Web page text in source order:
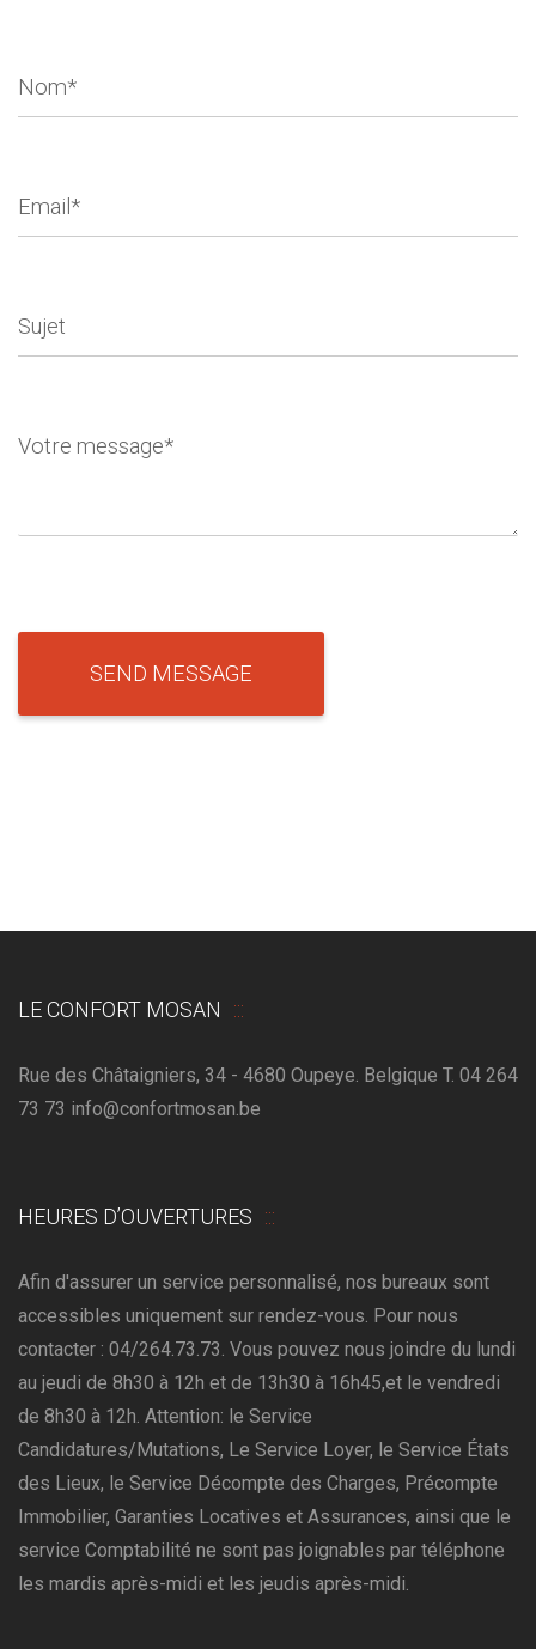
Nom*
Email*
Sujet
Votre message*
LE CONFORT MOSAN
Rue des Châtaigniers, 34 - 4680 Oupeye. Belgique T. 04 264
73 73 info@confortmosan.be
HEURES D’OUVERTURES
Afin d'assurer un service personnalisé, nos bureaux sont
accessibles uniquement sur rendez-vous. Pour nous
contacter : 04/264.73.73. Vous pouvez nous joindre du lundi
au jeudi de 8h30 à 12h et de 13h30 à 16h45,et le vendredi
de 8h30 à 12h. Attention: le Service
Candidatures/Mutations, Le Service Loyer, le Service États
des Lieux, le Service Décompte des Charges, Précompte
Immobilier, Garanties Locatives et Assurances, ainsi que le
service Comptabilité ne sont pas joignables par téléphone
les mardis après-midi et les jeudis après-midi.